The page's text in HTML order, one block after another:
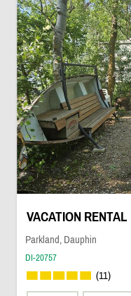
VACATION RENTAL
Parkland, Dauphin
DI-20757
(11)